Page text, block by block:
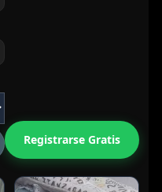
Registrarse Gratis